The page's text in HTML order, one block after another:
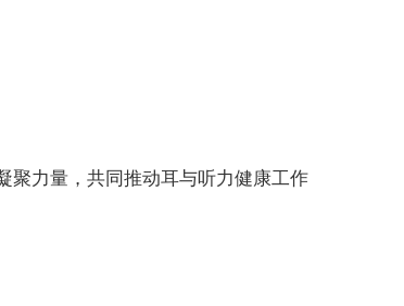
聚力量，共同推动耳与听力健康工作